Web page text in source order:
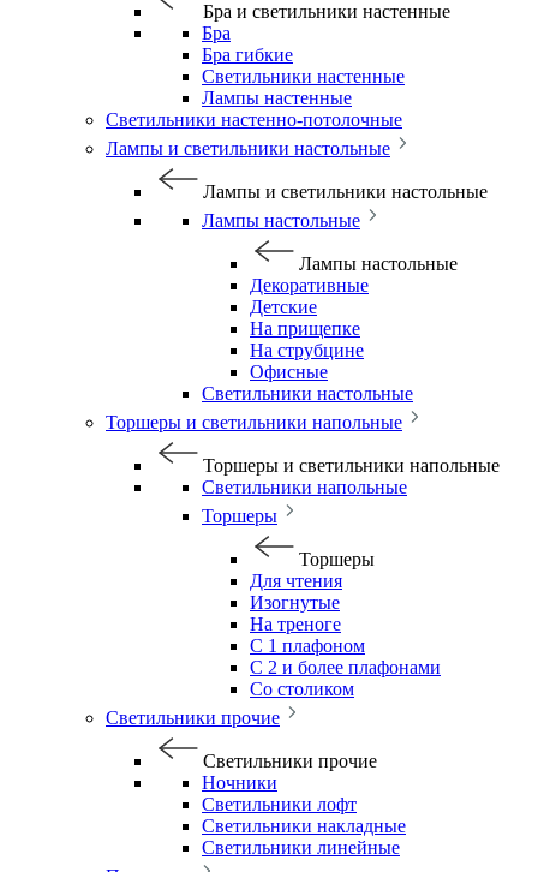
Бра и светильники настенные
Бра
Бра гибкие
Светильники настенные
Лампы настенные
Светильники настенно-потолочные
Лампы и светильники настольные
Лампы и светильники настольные
Лампы настольные
Лампы настольные
Декоративные
Детские
На прищепке
На струбцине
Офисные
Светильники настольные
Торшеры и светильники напольные
Торшеры и светильники напольные
Светильники напольные
Торшеры
Торшеры
Для чтения
Изогнутые
На треноге
С 1 плафоном
С 2 и более плафонами
Со столиком
Светильники прочие
Светильники прочие
Ночники
Светильники лофт
Светильники накладные
Светильники линейные